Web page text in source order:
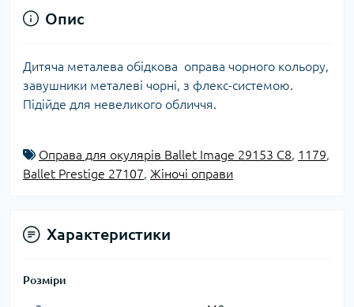
Опис
Дитяча металева обідкова оправа чорного кольору,
завушники металеві чорні, з флекс-системою.
Підійде для невеликого обличчя.
Оправа для окулярів Ballet Image 29153 C8 1179
Ballet Prestige 27107 Жіночі оправи
Характеристики
Розміри